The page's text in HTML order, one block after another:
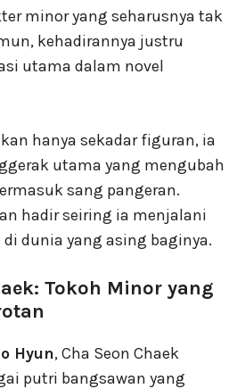
minor yang seharusnya tak
kehadirannya justru
utama dalam novel
hanya sekadar figuran, ia
utama yang mengubah
sang pangeran.
hadir seiring ia menjalani
dunia yang asing baginya.
Tokoh Minor yang
Hyun, Cha Seon Chaek
putri bangsawan yang